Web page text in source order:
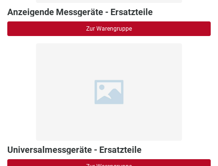
Anzeigende Messgeräte - Ersatzteile
Zur Warengruppe
Universalmessgeräte - Ersatzteile